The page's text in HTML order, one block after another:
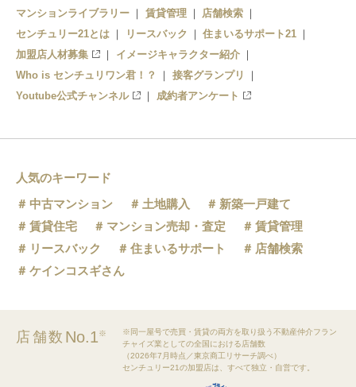
横堤
マンションライブラリー
賃貸管理
店舗検索
センチュリー21とは
リースバック
住まいるサポート21
加盟店人材募集
イメージキャラクター紹介
Who is センチュリワン君！？
接客グランプリ
Youtube公式チャンネル
成約者アンケート
人気のキーワード
中古マンション
土地購入
新築一戸建て
賃貸住宅
マンション売却・査定
賃貸管理
リースバック
住まいるサポート
店舗検索
ケインコスギさん
店舗数 No.1※
※同一屋号で売買・賃貸の両方を取り扱う不動産仲介フラン
チャイズ業としての全国における店舗数
（2026年7月時点／東京商工リサーチ調べ）
センチュリー21の加盟店は、すべて独立・自営です。